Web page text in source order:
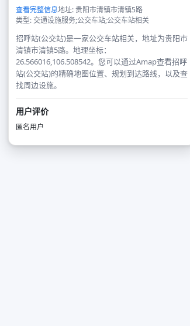
查看完整信息地址: 贵阳市清镇市清镇5路
类型: 交通设施服务;公交车站;公交车站相关
招呼站(公交站)是一家公交车站相关，地址为贵阳市
清镇市清镇5路。地理坐标：
26.566016,106.508542。您可以通过Amap查看招呼
站(公交站)的精确地图位置、规划到达路线，以及查
找周边设施。
用户评价
匿名用户